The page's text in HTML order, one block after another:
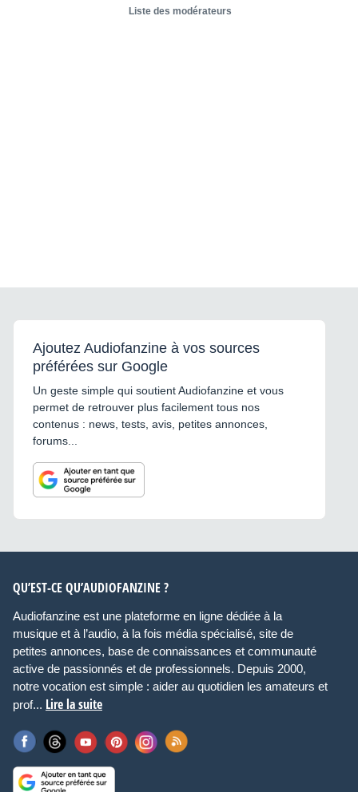
Liste des modérateurs
Ajoutez Audiofanzine à vos sources
préférées sur Google
Un geste simple qui soutient Audiofanzine et vous
permet de retrouver plus facilement tous nos
contenus : news, tests, avis, petites annonces,
forums...
QU’EST-CE QU’AUDIOFANZINE ?
Audiofanzine est une plateforme en ligne dédiée à la
musique et à l’audio, à la fois média spécialisé, site de
petites annonces, base de connaissances et communauté
active de passionnés et de professionnels. Depuis 2000,
notre vocation est simple : aider au quotidien les amateurs et
prof... Lire la suite